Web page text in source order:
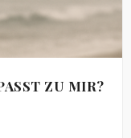
ZU MIR?